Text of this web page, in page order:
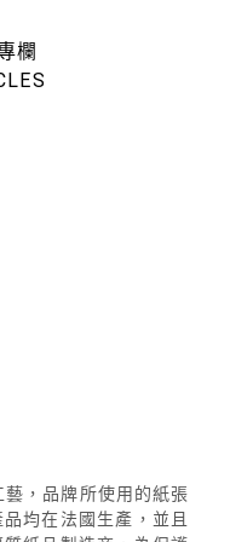
欄
，品牌所使用的紙張
均在法國生產，並且